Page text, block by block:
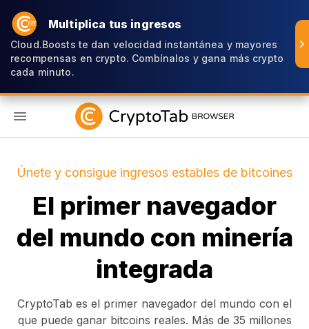
Multiplica tus ingresos
Cloud.Boosts te dan velocidad instantánea y mayores
recompensas en crypto. Combínalos y gana más crypto
cada minuto.
Únete y consigue ingresos estables de bitcoines
El primer navegador
del mundo con minería
integrada
CryptoTab es el primer navegador del mundo con el
que puede ganar bitcoins reales. Más de 35 millones